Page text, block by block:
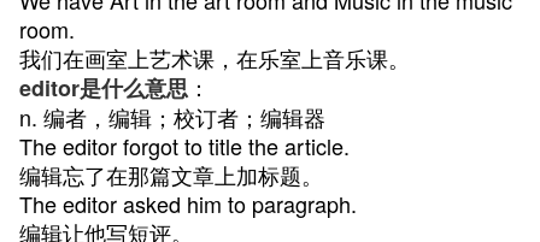
room.
我们在画室上艺术课，在乐室上音乐课。
editor是什么意思 ：
n. 编者，编辑；校订者；编辑器
The editor forgot to title the article.
编辑忘了在那篇文章上加标题。
The editor asked him to paragraph.
编辑让他写短评。